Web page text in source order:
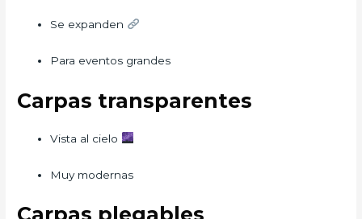
Se expanden
Para eventos grandes
Carpas transparentes
Vista al cielo
Muy modernas